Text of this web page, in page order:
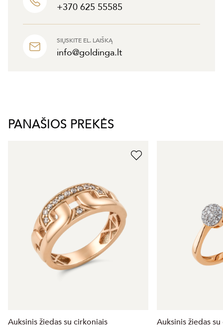
+370 625 55585
SIŲSKITE EL. LAIŠKĄ
info@goldinga.lt
PANAŠIOS PREKĖS
Auksinis žiedas su cirkoniais Auksinis žiedas